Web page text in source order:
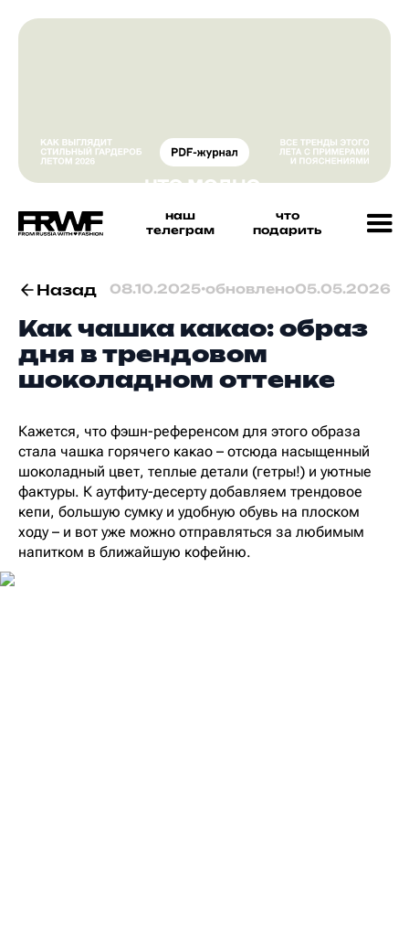
наш
телеграм
что
подарить
Назад 08.10.2025•обновлено05.05.2026
Как чашка какао: образ
дня в трендовом
шоколадном оттенке
Кажется, что фэшн-референсом для этого образа
стала чашка горячего какао – отсюда насыщенный
шоколадный цвет, теплые детали (гетры!) и уютные
фактуры. К аутфиту-десерту добавляем трендовое
кепи, большую сумку и удобную обувь на плоском
ходу – и вот уже можно отправляться за любимым
напитком в ближайшую кофейню.